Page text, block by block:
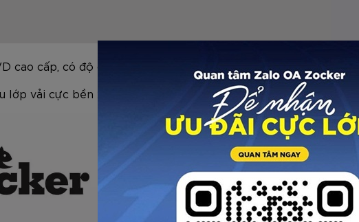
cao cấp, có độ đài hồi cao, hỗ trợ lực sút, quĩ đạo bóng khi
lớp vải cực bền xen kẽ với các lớp cao su non nên có độ bền
GỬI THÔNG TIN ĐỂ ZOCKER TƯ